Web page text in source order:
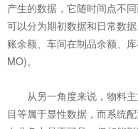
产生的数据，它随时间点不
可以分为期初数据和日常数
账余额、车间在制品余额、
MO)。
从另一角度来说，物料主
目等属于显性数据，而系统